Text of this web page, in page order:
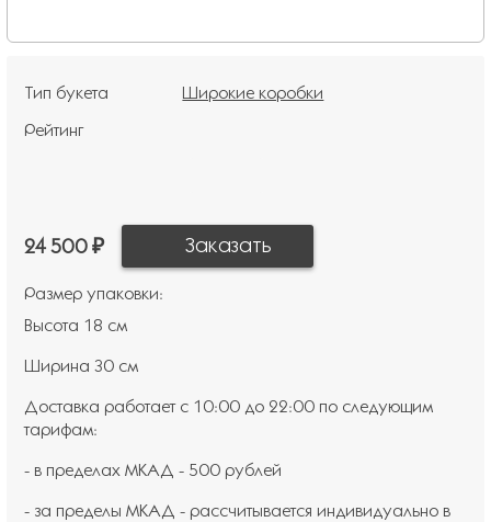
Тип букета
Широкие коробки
Рейтинг
24 500 ₽
Размер упаковки:
Высота 18 см
Ширина 30 см
Доставка работает с 10:00 до 22:00 по следующим
тарифам:
- в пределах МКАД - 500 рублей
- за пределы МКАД - рассчитывается индивидуально в